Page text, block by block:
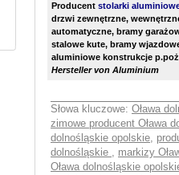
Producent stolarki
drzwi zewnętrzne,
automatyczne, bramy
stalowe kute, bramy
aluminiowe konstrukcje
Hersteller von Aluminium
Słowa kluczowe: Oława
zimowe producent Oława
dolnośląskie opolskie,
dolnośląskie , markizy
Oława dolnośląskie